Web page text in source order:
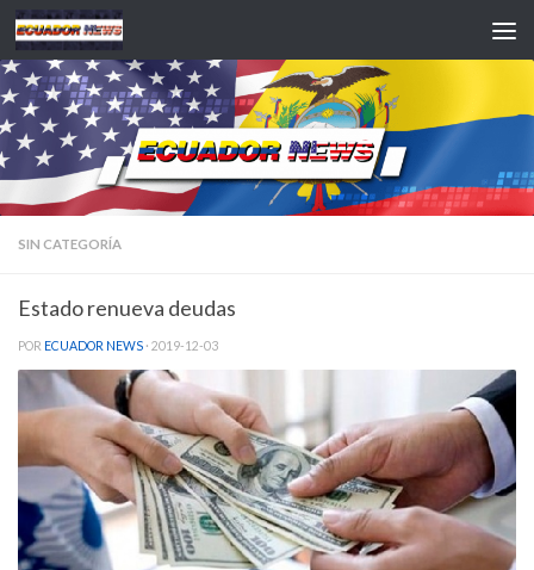
Saltar al contenido
SIN CATEGORÍA
Estado renueva deudas
POR ECUADOR NEWS · 2019-12-03